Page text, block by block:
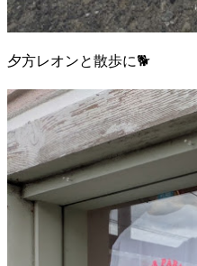
夕方レオンと散歩に🐕